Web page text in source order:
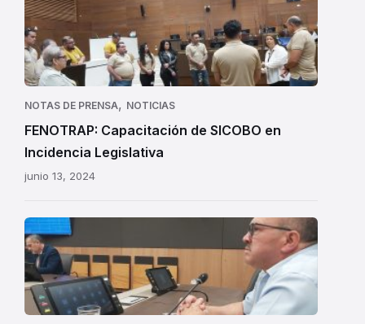
NOTAS DE PRENSA, NOTICIAS
FENOTRAP: Capacitación de SICOBO en
Incidencia Legislativa
junio 13, 2024